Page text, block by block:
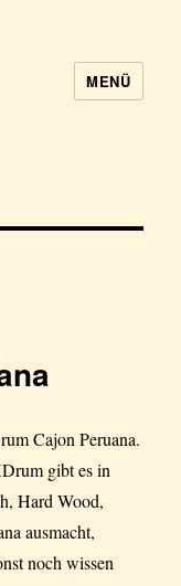
MENÜ
Cajon Peruana.
gibt es in
Hard Wood,
ausmacht,
noch wissen